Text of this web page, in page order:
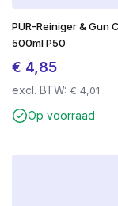
PUR-Reiniger & Gun
500ml P50
€ 4,85
excl. BTW: € 4,01
Op voorraad